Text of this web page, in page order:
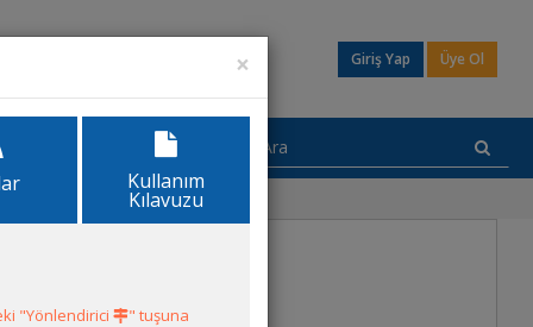
Giriş Yap Üye Ol
×
Kullanım
Kılavuzu
"Yönlendirici
" tuşuna